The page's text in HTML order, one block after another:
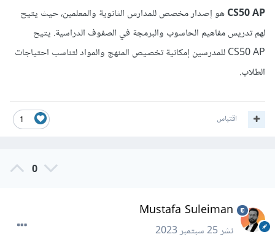
CS50 AP هو إصدار مخصص للمدارس الثانوية والمعلمين، حيث يتيح
لهم تدريس مفاهيم الحاسوب والبرمجة في الصفوف الدراسية. يتيح
CS50 AP للمدرسين إمكانية تخصيص المنهج والمواد لتناسب احتياجات
الطلاب.
1 اقتباس
0
Mustafa Suleiman
نشر25 سبتمبر 2023